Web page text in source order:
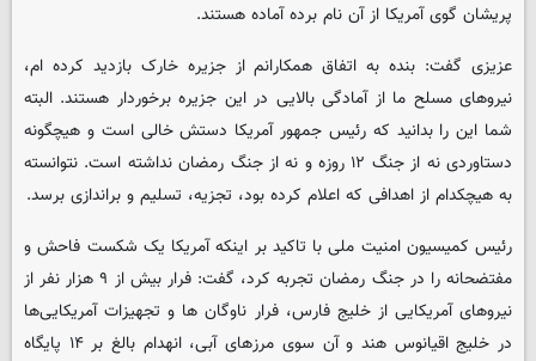
پریشان گوی آمریکا از آن نام برده آماده هستند.
عزیزی گفت: بنده به اتفاق همکارانم از جزیره خارک بازدید کرده ام،
نیروهای مسلح ما از آمادگی بالایی در این جزیره برخوردار هستند. البته
شما این را بدانید که رئیس جمهور آمریکا دستش خالی است و هیچگونه
دستاوردی نه از جنگ ۱۲ روزه و نه از جنگ رمضان نداشته است. نتوانسته
به هیچکدام از اهدافی که اعلام کرده بود، تجزیه، تسلیم و براندازی برسد.
رئیس کمیسیون امنیت ملی با تاکید بر اینکه آمریکا یک شکست فاحش و
مفتضحانه را در جنگ رمضان تجربه کرد، گفت: فرار بیش از ۹ هزار نفر از
نیروهای آمریکایی از خلیج فارس، فرار ناوگان ها و تجهیزات آمریکایی‌ها
در خلیج اقیانوس هند و آن سوی مرزهای آبی، انهدام بالغ بر ۱۴ پایگاه